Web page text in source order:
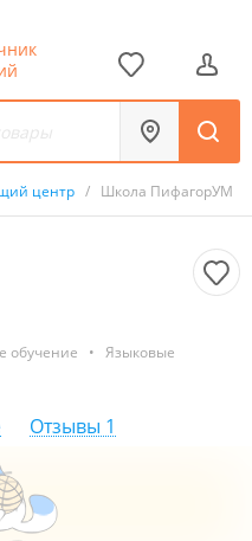
центр / Школа ПифагорУМ
обучение • Языковые
Отзывы 1